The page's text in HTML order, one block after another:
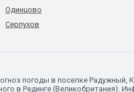
Одинцово
Серпухов
погоды в поселке
в Рединге (Великобритания).